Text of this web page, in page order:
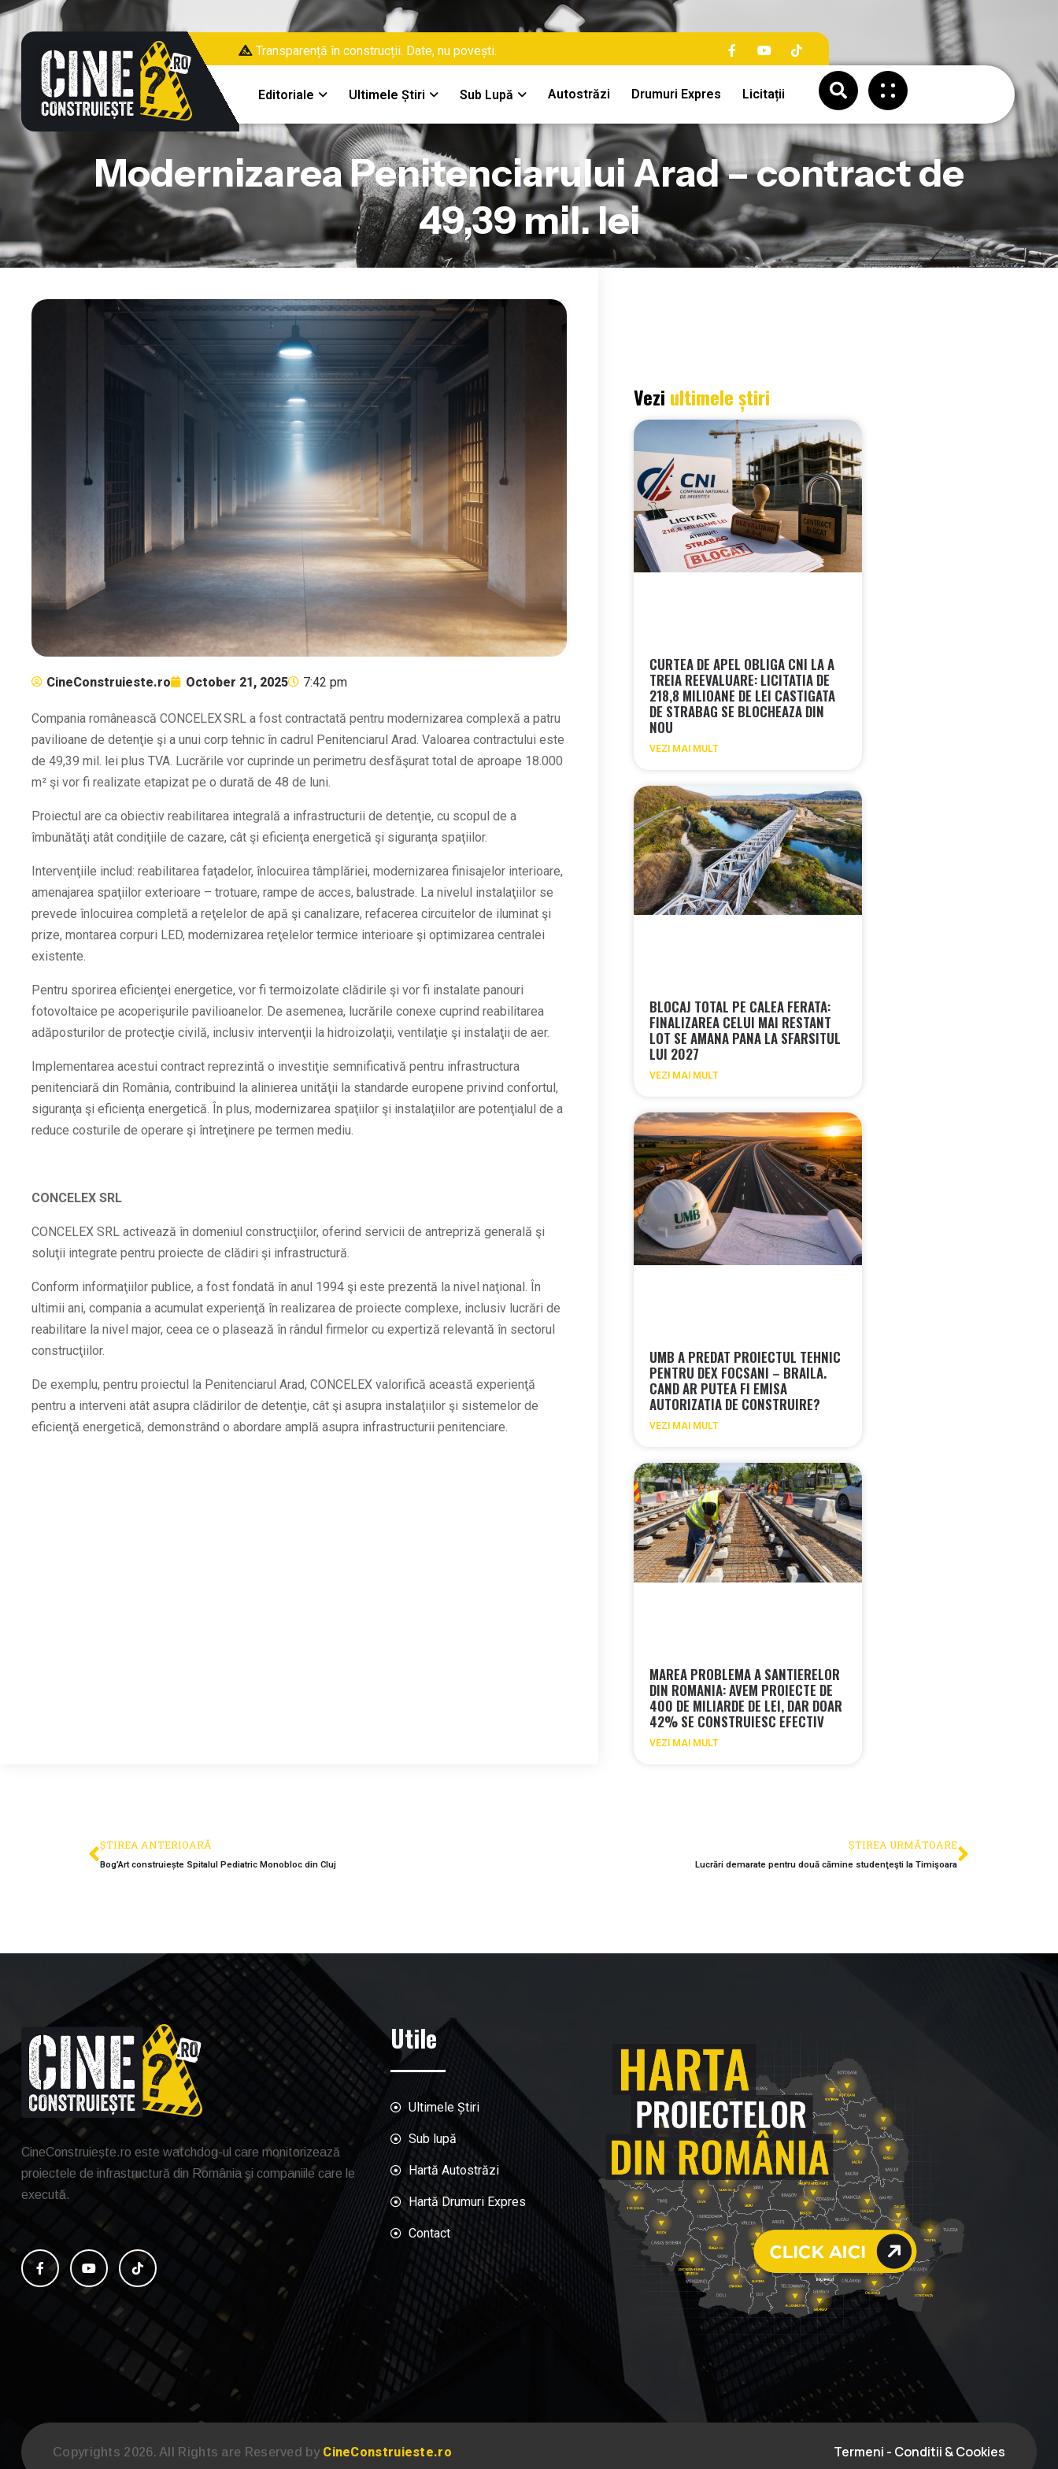
Transparență în construcții. Date, nu povești.
Editoriale Ultimele Știri Sub Lupă Autostrăzi Drumuri Expres Licitații
Modernizarea Penitenciarului Arad – contract de
49,39 mil. lei
CineConstruieste.ro October 21, 2025 7:42 pm
Compania românească CONCELEX SRL a fost contractată pentru modernizarea complexă a patru
pavilioane de detenţie şi a unui corp tehnic în cadrul Penitenciarul Arad. Valoarea contractului este
de 49,39 mil. lei plus TVA. Lucrările vor cuprinde un perimetru desfăşurat total de aproape 18.000
m² şi vor fi realizate etapizat pe o durată de 48 de luni.
Proiectul are ca obiectiv reabilitarea integrală a infrastructurii de detenţie, cu scopul de a
îmbunătăţi atât condiţiile de cazare, cât şi eficienţa energetică şi siguranţa spaţiilor.
Intervenţiile includ: reabilitarea faţadelor, înlocuirea tâmplăriei, modernizarea finisajelor interioare,
amenajarea spaţiilor exterioare – trotuare, rampe de acces, balustrade. La nivelul instalaţiilor se
prevede înlocuirea completă a reţelelor de apă şi canalizare, refacerea circuitelor de iluminat şi
prize, montarea corpuri LED, modernizarea reţelelor termice interioare şi optimizarea centralei
existente.
Pentru sporirea eficienţei energetice, vor fi termoizolate clădirile şi vor fi instalate panouri
fotovoltaice pe acoperişurile pavilioanelor. De asemenea, lucrările conexe cuprind reabilitarea
adăposturilor de protecţie civilă, inclusiv intervenţii la hidroizolaţii, ventilaţie şi instalaţii de aer.
Implementarea acestui contract reprezintă o investiţie semnificativă pentru infrastructura
penitenciară din România, contribuind la alinierea unităţii la standarde europene privind confortul,
siguranţa şi eficienţa energetică. În plus, modernizarea spaţiilor şi instalaţiilor are potenţialul de a
reduce costurile de operare şi întreţinere pe termen mediu.
CONCELEX SRL
CONCELEX SRL activează în domeniul construcţiilor, oferind servicii de antrepriză generală şi
soluţii integrate pentru proiecte de clădiri şi infrastructură.
Conform informaţiilor publice, a fost fondată în anul 1994 şi este prezentă la nivel naţional. În
ultimii ani, compania a acumulat experienţă în realizarea de proiecte complexe, inclusiv lucrări de
reabilitare la nivel major, ceea ce o plasează în rândul firmelor cu expertiză relevantă în sectorul
construcţiilor.
De exemplu, pentru proiectul la Penitenciarul Arad, CONCELEX valorifică această experienţă
pentru a interveni atât asupra clădirilor de detenţie, cât şi asupra instalaţiilor şi sistemelor de
eficienţă energetică, demonstrând o abordare amplă asupra infrastructurii penitenciare.
Vezi ultimele știri
CURTEA DE APEL OBLIGA CNI LA A
TREIA REEVALUARE: LICITATIA DE
218,8 MILIOANE DE LEI CASTIGATA
DE STRABAG SE BLOCHEAZA DIN
NOU
VEZI MAI MULT
BLOCAJ TOTAL PE CALEA FERATA:
FINALIZAREA CELUI MAI RESTANT
LOT SE AMANA PANA LA SFARSITUL
LUI 2027
VEZI MAI MULT
UMB A PREDAT PROIECTUL TEHNIC
PENTRU DEX FOCSANI – BRAILA.
CAND AR PUTEA FI EMISA
AUTORIZATIA DE CONSTRUIRE?
VEZI MAI MULT
MAREA PROBLEMA A SANTIERELOR
DIN ROMANIA: AVEM PROIECTE DE
400 DE MILIARDE DE LEI, DAR DOAR
42% SE CONSTRUIESC EFECTIV
VEZI MAI MULT
ȘTIREA ANTERIOARĂ
Bog’Art construiește Spitalul Pediatric Monobloc din Cluj
ȘTIREA URMĂTOARE
Lucrări demarate pentru două cămine studenţeşti la Timişoara
CineConstruiește.ro este watchdog-ul care monitorizează
proiectele de infrastructură din România și companiile care le
execută.
Utile
Ultimele Știri
Sub lupă
Hartă Autostrăzi
Hartă Drumuri Expres
Contact
Copyrights 2026. All Rights are Reserved by CineConstruieste.ro Termeni - Conditii & Cookies